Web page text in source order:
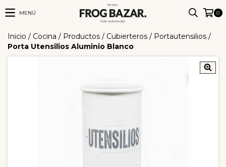
MENÚ 0
Inicio / Cocina / Productos / Cubierteros / Portautensilios /
Porta Utensilios Aluminio Blanco